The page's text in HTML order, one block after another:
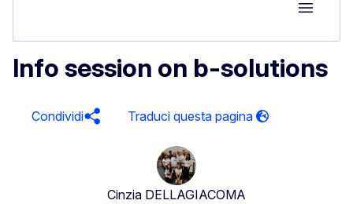
Group
Info session on b-solutions
Condividi
Cinzia DELLAGIACOMA